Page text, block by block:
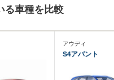
る車種を比較
アウディ
S4アバント